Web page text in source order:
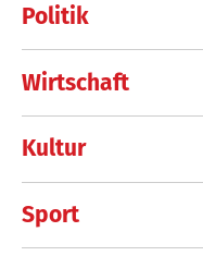
Politik
Wirtschaft
Kultur
Sport